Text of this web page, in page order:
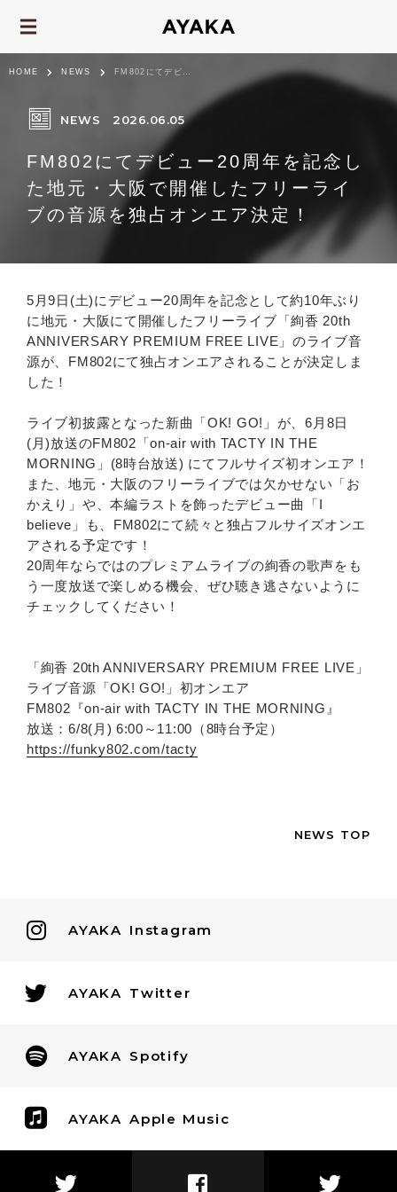
HOME NEWS FM802にてデビュー20周年を記念した地元・大阪で開催したフリーライブの音源...
NEWS 2026.06.05
FM802にてデビュー20周年を記念し
た地元・大阪で開催したフリーライ
ブの音源を独占オンエア決定！
5月9日(土)にデビュー20周年を記念として約10年ぶり
に地元・大阪にて開催したフリーライブ「絢香 20th
ANNIVERSARY PREMIUM FREE LIVE」のライブ音
源が、FM802にて独占オンエアされることが決定しま
した！
ライブ初披露となった新曲「OK! GO!」が、6月8日
(月)放送のFM802「on-air with TACTY IN THE
MORNING」(8時台放送) にてフルサイズ初オンエア！
また、地元・大阪のフリーライブでは欠かせない「お
かえり」や、本編ラストを飾ったデビュー曲「I
believe」も、FM802にて続々と独占フルサイズオンエ
アされる予定です！
20周年ならではのプレミアムライブの絢香の歌声をも
う一度放送で楽しめる機会、ぜひ聴き逃さないように
チェックしてください！
「絢香 20th ANNIVERSARY PREMIUM FREE LIVE」
ライブ音源「OK! GO!」初オンエア
FM802『on-air with TACTY IN THE MORNING』
放送：6/8(月) 6:00～11:00（8時台予定）
https://funky802.com/tacty
NEWS TOP
AYAKA Instagram
AYAKA Twitter
AYAKA Spotify
AYAKA Apple Music